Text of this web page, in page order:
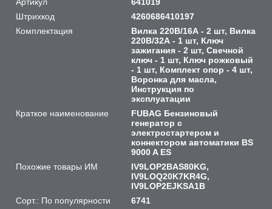
Штрихкод
4260686410197
Комплектация
Вилка 220В/16А - 2 шт, Вилка
220В/32А - 1 шт, Ключ
зажигания - 2 шт, Свечной
ключ - 1 шт, Ключ рожковый
- 1 шт, Комплект опор - 4 шт,
Воронка для масла,
Инструкция по
эксплуатации
Краткое наименование
FUBAG Бензиновый
генератор с
электростартером и
коннектором автоматики BS
9000 A ES
Похожие товары ИМ
IV9LOP2BAS80KG,
IV9LOQ20K7KR4G,
IV9LOP2EJKSA1B
Сорт.: По популярности
6741